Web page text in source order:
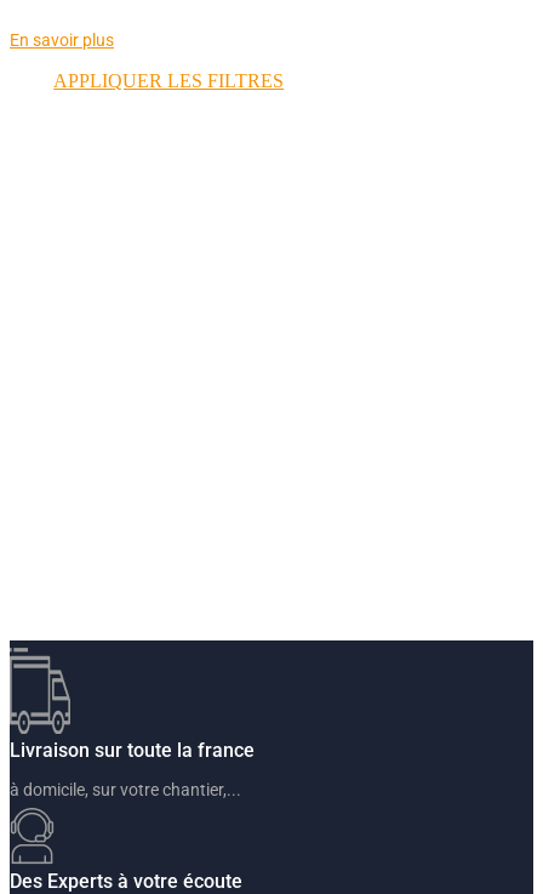
En savoir plus
APPLIQUER LES FILTRES
Livraison sur toute la france
à domicile, sur votre chantier,...
Des Experts à votre écoute